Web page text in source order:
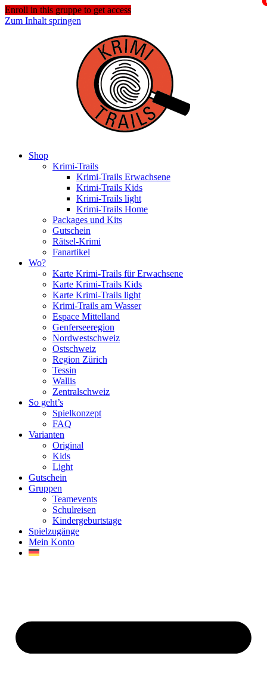
Enroll in this gruppe to get access
Zum Inhalt springen
Shop
Krimi-Trails
Krimi-Trails Erwachsene
Krimi-Trails Kids
Krimi-Trails light
Krimi-Trails Home
Packages und Kits
Gutschein
Rätsel-Krimi
Fanartikel
Wo?
Karte Krimi-Trails für Erwachsene
Karte Krimi-Trails Kids
Karte Krimi-Trails light
Krimi-Trails am Wasser
Espace Mittelland
Genferseeregion
Nordwestschweiz
Ostschweiz
Region Zürich
Tessin
Wallis
Zentralschweiz
So geht’s
Spielkonzept
FAQ
Varianten
Original
Kids
Light
Gutschein
Gruppen
Teamevents
Schulreisen
Kindergeburtstage
Spielzugänge
Mein Konto